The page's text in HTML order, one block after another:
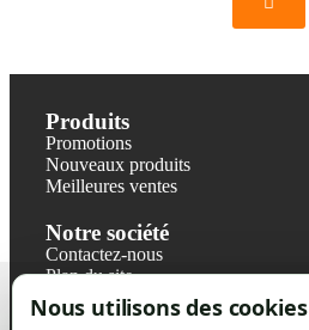
Nous utilisons des cookies
Produits
Promotions
Nouveaux produits
Meilleures ventes
Notre société
Contactez-nous
Plan du site
Magasin
Mentions légales